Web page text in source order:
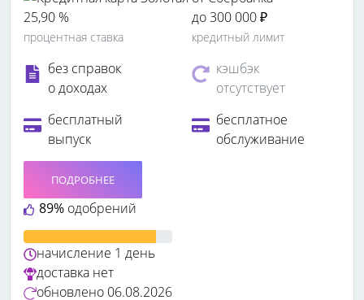
25,90 %
процентная ставка
до 300 000 ₽
кредитный лимит
без справок
о доходах
кэшбэк
отсутствует
бесплатный
выпуск
бесплатное
обслуживание
89% одобрений
ПОДРОБНЕЕ
начисление 1 день
доставка нет
обновлено 06.08.2026